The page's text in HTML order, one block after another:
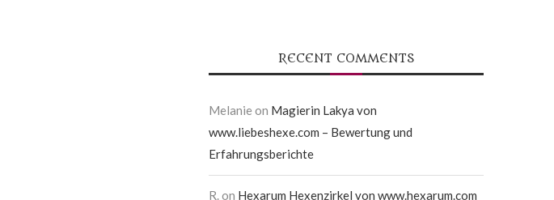
RECENT COMMENTS
Melanie on Magierin Lakya von
www.liebeshexe.com – Bewertung und
Erfahrungsberichte
R.on Hexarum Hexenzirkel von www.hexarum.com